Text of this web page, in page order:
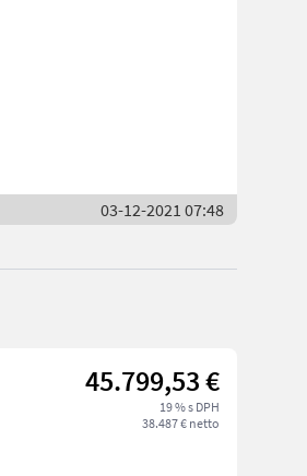
03-12-2021 07:48
45.799,53 €
19 % s DPH
38.487 € netto